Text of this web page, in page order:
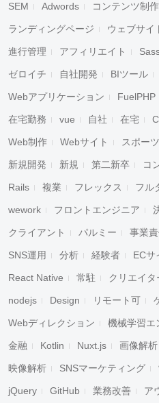
SEM Adwords コンテンツ制作
ランディングページ ウェブサイ
進行管理 アフィリエイト
ゼロイチ 自社開発 BIツール
Webアプリケーション FuelPHP
在宅勤務 vue 自社 在宅
Web制作 Webサイト スポーツ
新規開発 新規 第二新卒 コ
Rails 複業 フレックス フル
wework フロントエンジニア
クライアント パルミー 事業
SNS運用 分析 経験者 ECサ
React Native 常駐 クリエイタ
nodejs Design リモート可
Webディレクション 機械学習エ
金融 Kotlin Nuxt.js 画像解析
映像解析 SNSマーケティング
jQuery GitHub 業務改善 ア